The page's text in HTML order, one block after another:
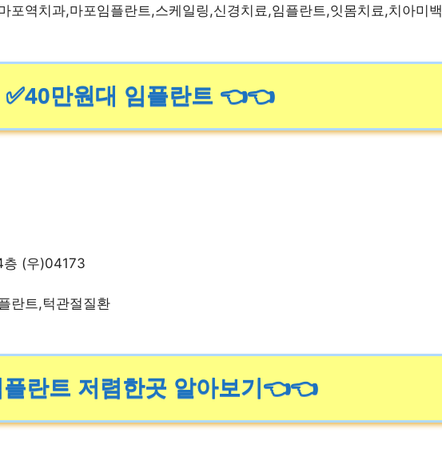
포역치과,마포임플란트,스케일링,신경치료,임플란트,잇몸치료,치아미백
✅40만원대 임플란트 👈👈
층 (우)04173
란트,턱관절질환
플란트 저렴한곳 알아보기👈👈